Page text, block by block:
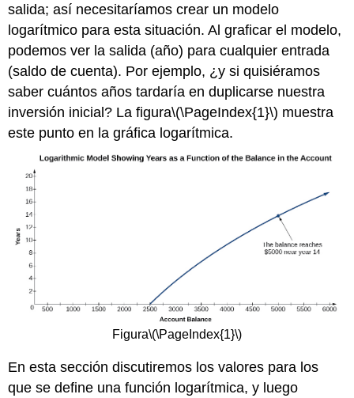
salida; así necesitaríamos crear un modelo
logarítmico para esta situación. Al graficar el modelo,
podemos ver la salida (año) para cualquier entrada
(saldo de cuenta). Por ejemplo, ¿y si quisiéramos
saber cuántos años tardaría en duplicarse nuestra
inversión inicial? La figura\(\PageIndex{1}\) muestra
este punto en la gráfica logarítmica.
Figura\(\PageIndex{1}\)
En esta sección discutiremos los valores para los
que se define una función logarítmica, y luego